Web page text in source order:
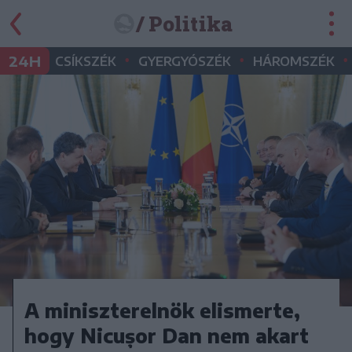
/ Politika
24H CSÍKSZÉK • GYERGYÓSZÉK • HÁROMSZÉK •
A miniszterelnök elismerte,
hogy Nicușor Dan nem akart